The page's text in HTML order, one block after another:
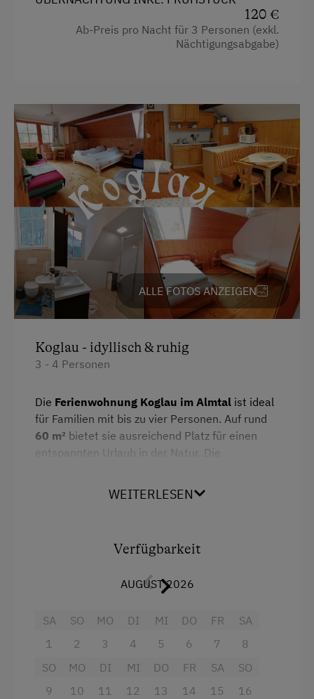
Kühlschrank
Verbundene Zimmer
Haupthaus
Kaffeemaschine
Wasserkocher
Doppelbett
Einzelbett
120 €
Ab-Preis pro Nacht für 3 Personen (exkl.
Nächtigungsabgabe)
ALLE FOTOS ANZEIGEN
Koglau - idyllisch & ruhig
3 - 4 Personen
Die Ferienwohnung Koglau im Almtal ist ideal
für Familien mit bis zu vier Personen. Auf rund
60 m² bietet sie ausreichend Platz für einen
entspannten Urlaub in der Natur. Die
Blick auf die Berglandschaft.
Die Wohnung ist eineNichtraucherunterkunft
ein Kinderzimmer mit zwei Einzelbetten sowie
verfügt über Dusche, Handtücher und
Der Parkplatz befindet sich hinter dem Haus,
erreichbar. Ein Vorhaus bietet Platz für Schuhe,
Jacken und Informationen zur Region Almtal.
WEITERLESEN
Verfügbarkeit
AUGUST 2026
SA
1
SO
2
MO
3
DI
4
MI
5
DO
6
FR
7
SA
8
SO
9
MO
10
DI
11
MI
12
DO
13
FR
14
SA
15
SO
16